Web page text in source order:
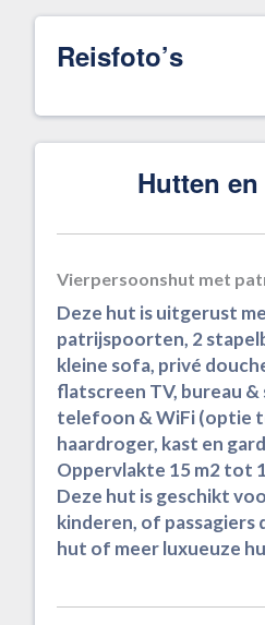
Reisfoto’s
Hutten
Vierpersoonshut met
Deze hut is uitgerust
patrijspoorten, 2
kleine sofa, privé
flatscreen TV, bureau &
telefoon & WiFi (optie
haardroger, kast en
Oppervlakte 15 m2 tot
Deze hut is geschikt
kinderen, of passagiers
hut of meer luxueuze